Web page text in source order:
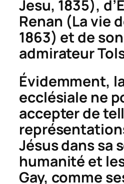
Jesu, 1835),
Renan (La vie
1863) et de
admirateur
Évidemment,
ecclésiale ne
accepter de
Jésus dans sa
humanité et
Gay, comme